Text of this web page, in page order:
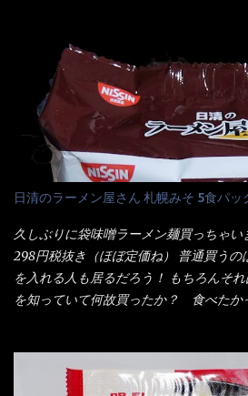
油脂、植物性たん白、食塩、とろろ芋
ぷら)、添付調味料(砂糖、食塩、しょう
水分解物、ねぎ、香辛料、 植物油 、香
料(アミノ酸等)、炭酸カルシウム、カラ
(Na)、増粘多糖類、レシチン、酸化防
色素、香料、ベニコウジ色素、ビタミン
抽出物、(一部にえび・小麦・そば・卵
いも・ゼラチンを含む) 材料から見れば
入っている！ あの半円形のヤツね！ そ
さば！？ さばって鯖か？？ サバ読ん
比較 緑のたぬき ...
いつきました。 見た目は、炎のシルエ
る・・・ でもパッケージに惑わされ
ヤングの【獄激辛焼きそば】を完食した
レーもな！ 今回、カップヌードル激辛
さレベルが記載されている。 それはレ
位の辛さと云っている訳だ。 昨年モデ
も経つと記憶の彼方に・・・いや歳だか
のではない。 記憶に残るだけのインパ
云う事（当時） 開封すると・・・ 小袋
ップヌードルは基本蓋開けて、熱湯を注
デビュー時からの最大のポイント。 だ
部カップの中でカオス状態。 これ特に
りました～ 熱湯によりカップ内に対流
ている～ 隣に用意したのが、ホワイト
日清のラーメン屋さん 札幌みそ 5食パ
久しぶりに袋味噌ラーメン麺買っちゃ
298円税抜き（ほぼ定価ね） 普通買うの
を入れる人も居るだろう！ もちろんそ
を知っていて何故買ったか？ 食べたか
てみないといけないじゃん！（知るのが
は食べた事あるのよ！でもここ数年は、